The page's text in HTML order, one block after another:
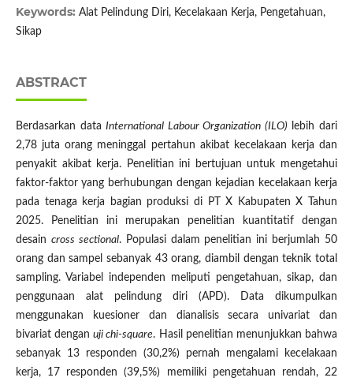
Keywords: Alat Pelindung Diri, Kecelakaan Kerja, Pengetahuan,
Sikap
ABSTRACT
Berdasarkan dataInternational Labour Organization (ILO) lebih dari
2,78 juta orang meninggal pertahun akibat kecelakaan kerja dan
penyakit akibat kerja. Penelitian ini bertujuan untuk mengetahui
faktor-faktor yang berhubungan dengan kejadian kecelakaan kerja
pada tenaga kerja bagian produksi di PT X Kabupaten X Tahun
2025. Penelitian ini merupakan penelitian kuantitatif dengan
desain cross sectional. Populasi dalam penelitian ini berjumlah 50
orang dan sampel sebanyak 43 orang, diambil dengan teknik total
sampling. Variabel independen meliputi pengetahuan, sikap, dan
penggunaan alat pelindung diri (APD). Data dikumpulkan
menggunakan kuesioner dan dianalisis secara univariat dan
bivariat denganuji chi-square. Hasil penelitian menunjukkan bahwa
sebanyak 13 responden (30,2%) pernah mengalami kecelakaan
kerja, 17 responden (39,5%) memiliki pengetahuan rendah, 22